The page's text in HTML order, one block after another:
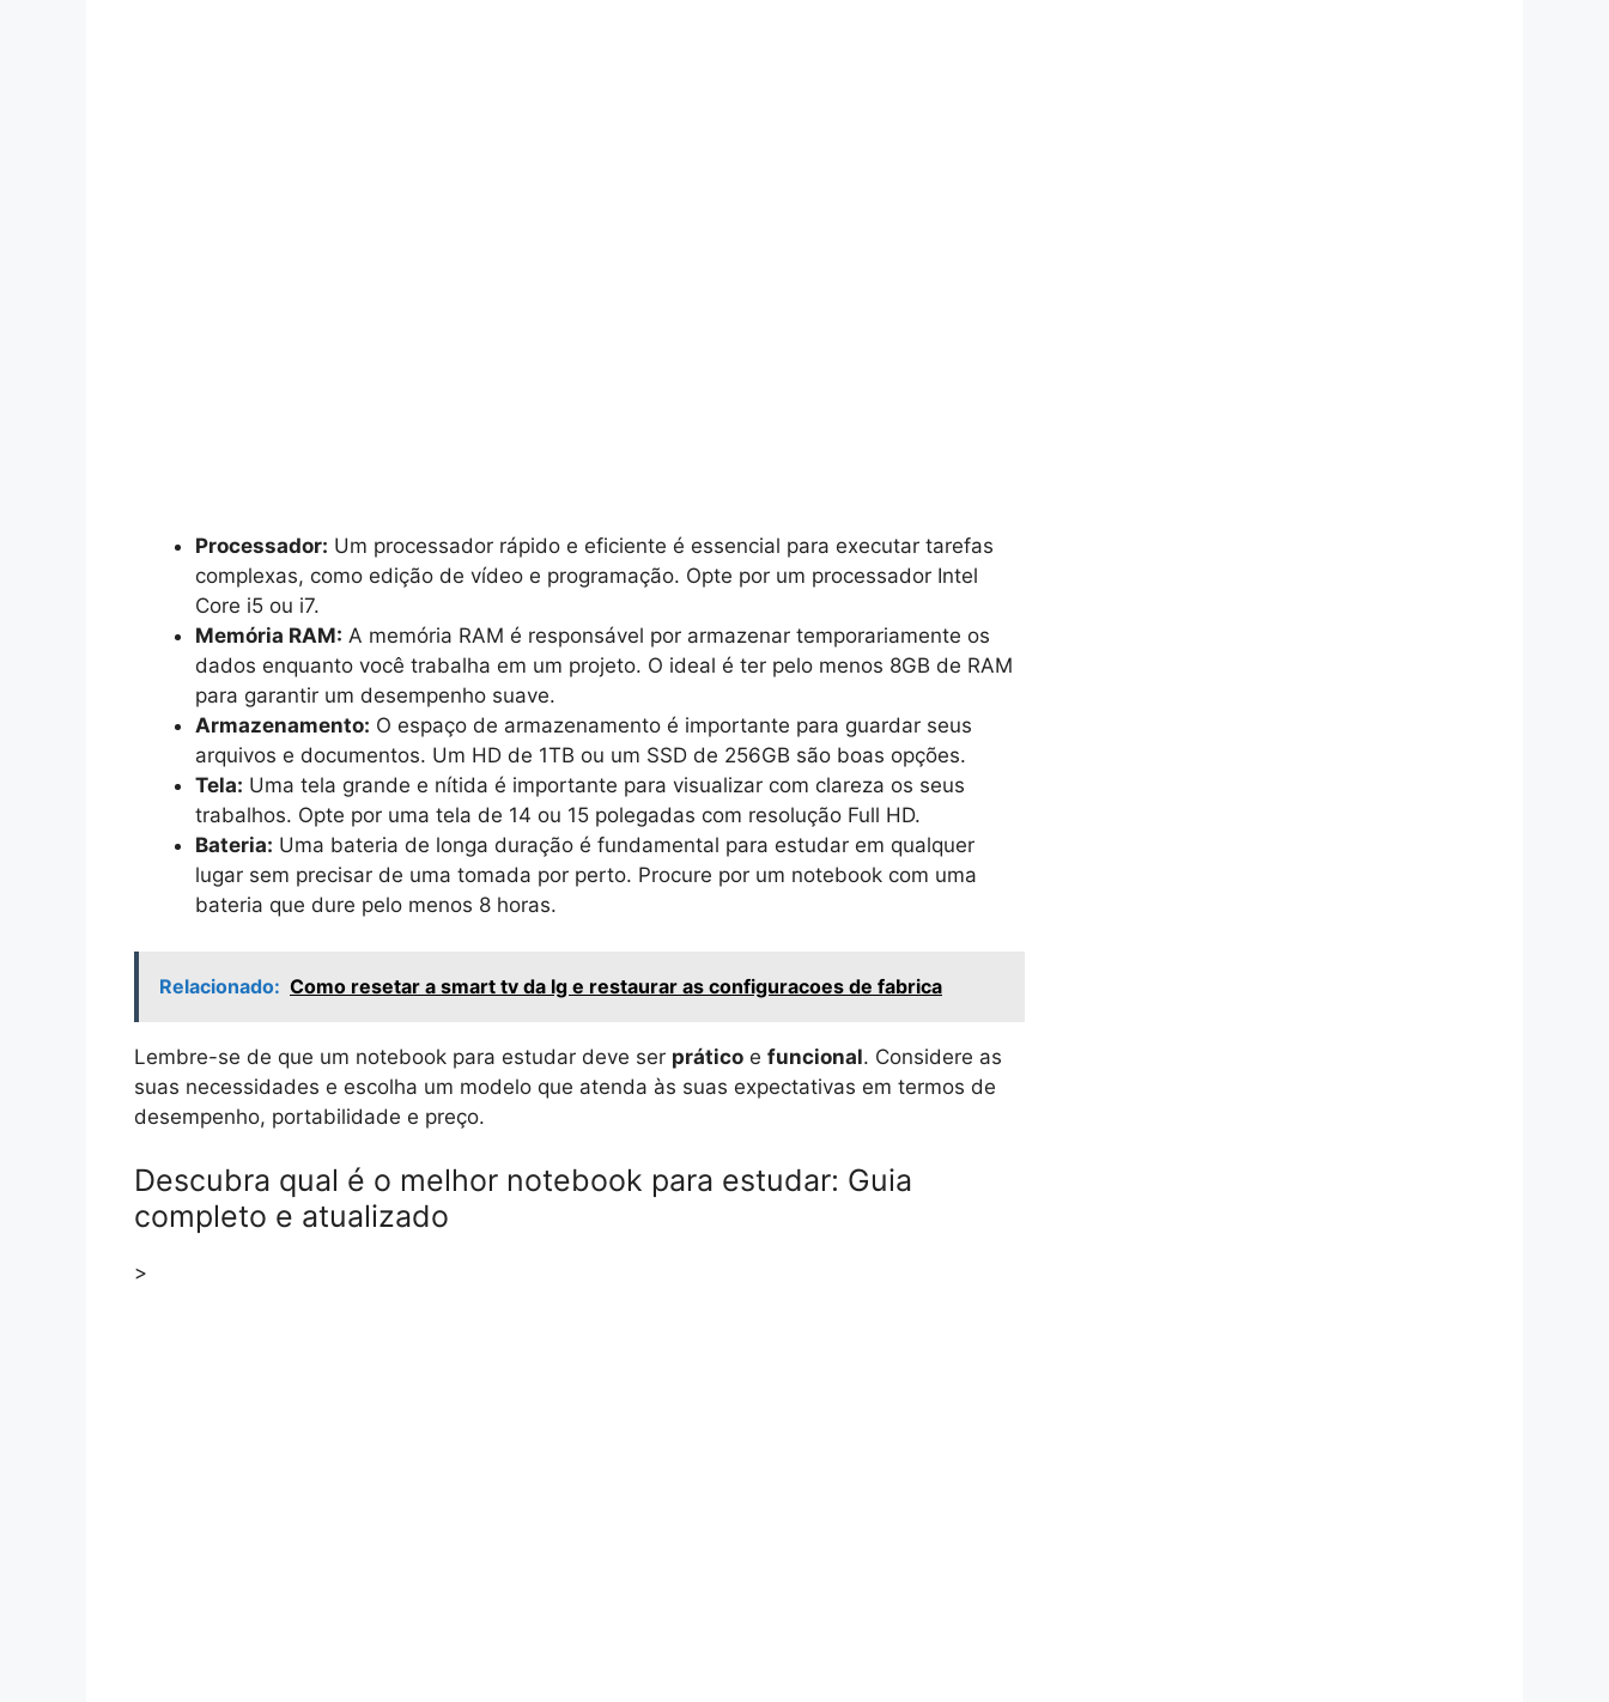
Processador: Um processador rápido e eficiente é essencial para executar tarefas
complexas, como edição de vídeo e programação. Opte por um processador Intel
Core i5 ou i7.
Memória RAM: A memória RAM é responsável por armazenar temporariamente os
dados enquanto você trabalha em um projeto. O ideal é ter pelo menos 8GB de RAM
para garantir um desempenho suave.
Armazenamento: O espaço de armazenamento é importante para guardar seus
arquivos e documentos. Um HD de 1TB ou um SSD de 256GB são boas opções.
Tela: Uma tela grande e nítida é importante para visualizar com clareza os seus
trabalhos. Opte por uma tela de 14 ou 15 polegadas com resolução Full HD.
Bateria: Uma bateria de longa duração é fundamental para estudar em qualquer
lugar sem precisar de uma tomada por perto. Procure por um notebook com uma
bateria que dure pelo menos 8 horas.
Relacionado: Como resetar a smart tv da lg e restaurar as configuracoes de fabrica
Lembre-se de que um notebook para estudar deve ser prático e funcional. Considere as
suas necessidades e escolha um modelo que atenda às suas expectativas em termos de
desempenho, portabilidade e preço.
Descubra qual é o melhor notebook para estudar: Guia
completo e atualizado
>